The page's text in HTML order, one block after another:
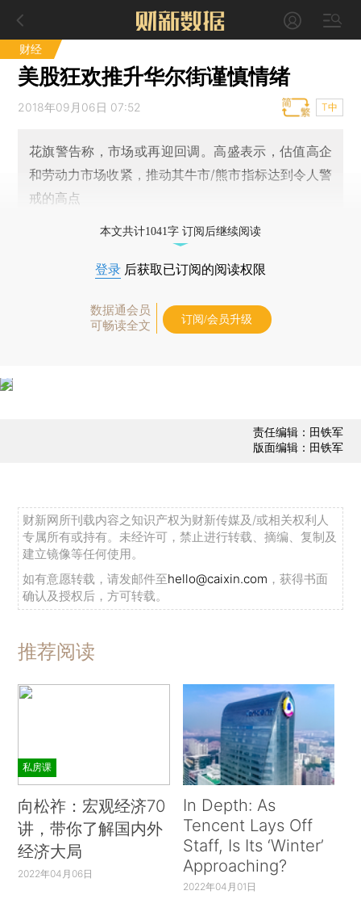
财经
美股狂欢推升华尔街谨慎情绪
2018年09月06日 07:52 T中
花旗警告称，市场或再迎回调。高盛表示，估值高企
和劳动力市场收紧，推动其牛市/熊市指标达到令人警
戒的高点
本文共计1041字 订阅后继续阅读
登录 后获取已订阅的阅读权限
数据通会员
可畅读全文
订阅/会员升级
责任编辑：田铁军
版面编辑：田铁军
财新网所刊载内容之知识产权为财新传媒及/或相关权利人
专属所有或持有。未经许可，禁止进行转载、摘编、复制及
建立镜像等任何使用。
如有意愿转载，请发邮件至hello@caixin.com ，获得书面
确认及授权后，方可转载。
推荐阅读
私房课
向松祚：宏观经济70
讲，带你了解国内外
经济大局
2022年04月06日
In Depth: As
Tencent Lays Off
Staff, Is Its ‘Winter’
Approaching?
2022年04月01日